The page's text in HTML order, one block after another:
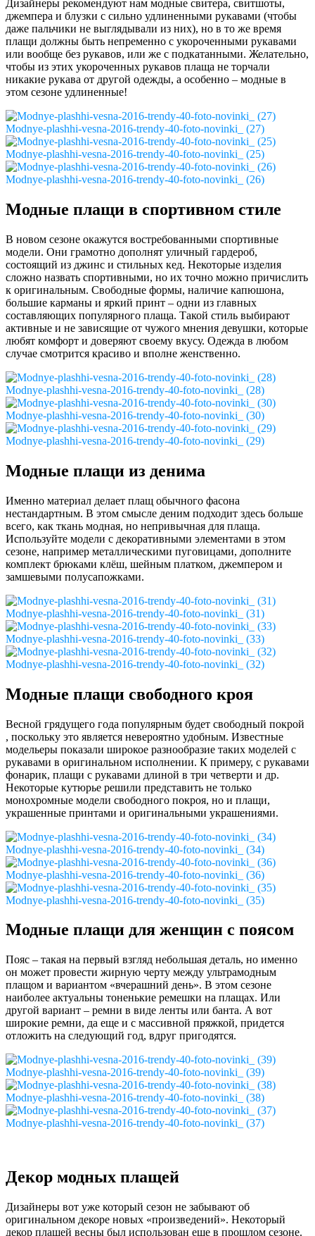
Дизайнеры рекомендуют нам модные свитера, свитшоты,
джемпера и блузки с сильно удлиненными рукавами (чтобы
даже пальчики не выглядывали из них), но в то же время
плащи должны быть непременно с укороченными рукавами
или вообще без рукавов, или же с подкатанными. Желательно,
чтобы из этих укороченных рукавов плаща не торчали
никакие рукава от другой одежды, а особенно – модные в
этом сезоне удлиненные!
Modnye-plashhi-vesna-2016-trendy-40-foto-novinki_ (27)
Modnye-plashhi-vesna-2016-trendy-40-foto-novinki_ (25)
Modnye-plashhi-vesna-2016-trendy-40-foto-novinki_ (26)
Модные плащи в спортивном стиле
В новом сезоне окажутся востребованными спортивные
модели. Они грамотно дополнят уличный гардероб,
состоящий из джинс и стильных кед. Некоторые изделия
сложно назвать спортивными, но их точно можно причислить
к оригинальным. Свободные формы, наличие капюшона,
большие карманы и яркий принт – одни из главных
составляющих популярного плаща. Такой стиль выбирают
активные и не зависящие от чужого мнения девушки, которые
любят комфорт и доверяют своему вкусу. Одежда в любом
случае смотрится красиво и вполне женственно.
Modnye-plashhi-vesna-2016-trendy-40-foto-novinki_ (28)
Modnye-plashhi-vesna-2016-trendy-40-foto-novinki_ (30)
Modnye-plashhi-vesna-2016-trendy-40-foto-novinki_ (29)
Модные плащи из денима
Именно материал делает плащ обычного фасона
нестандартным. В этом смысле деним подходит здесь больше
всего, как ткань модная, но непривычная для плаща.
Используйте модели с декоративными элементами в этом
сезоне, например металлическими пуговицами, дополните
комплект брюками клёш, шейным платком, джемпером и
замшевыми полусапожками.
Modnye-plashhi-vesna-2016-trendy-40-foto-novinki_ (31)
Modnye-plashhi-vesna-2016-trendy-40-foto-novinki_ (33)
Modnye-plashhi-vesna-2016-trendy-40-foto-novinki_ (32)
Модные плащи свободного кроя
Весной грядущего года популярным будет свободный покрой
, поскольку это является невероятно удобным. Известные
модельеры показали широкое разнообразие таких моделей с
рукавами в оригинальном исполнении. К примеру, с рукавами
фонарик, плащи с рукавами длиной в три четверти и др.
Некоторые кутюрье решили представить не только
монохромные модели свободного покроя, но и плащи,
украшенные принтами и оригинальными украшениями.
Modnye-plashhi-vesna-2016-trendy-40-foto-novinki_ (34)
Modnye-plashhi-vesna-2016-trendy-40-foto-novinki_ (36)
Modnye-plashhi-vesna-2016-trendy-40-foto-novinki_ (35)
Модные плащи для женщин с поясом
Пояс – такая на первый взгляд небольшая деталь, но именно
он может провести жирную черту между ультрамодным
плащом и вариантом «вчерашний день». В этом сезоне
наиболее актуальны тоненькие ремешки на плащах. Или
другой вариант – ремни в виде ленты или банта. А вот
широкие ремни, да еще и с массивной пряжкой, придется
отложить на следующий год, вдруг пригодятся.
Modnye-plashhi-vesna-2016-trendy-40-foto-novinki_ (39)
Modnye-plashhi-vesna-2016-trendy-40-foto-novinki_ (38)
Modnye-plashhi-vesna-2016-trendy-40-foto-novinki_ (37)
Декор модных плащей
Дизайнеры вот уже который сезон не забывают об
оригинальном декоре новых «произведений». Некоторый
декор плащей весны был использован еще в прошлом сезоне.